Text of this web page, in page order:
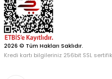
2026 © Tüm Hakları Saklıdır.
Kredi kartı bilgileriniz 256bit SSL